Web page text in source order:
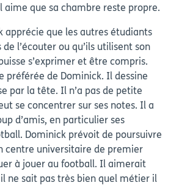
aime que sa chambre reste propre.
apprécie que les autres étudiants
l’écouter ou qu’ils utilisent son
s’exprimer et être compris.
préférée de Dominick. Il dessine
par la tête. Il n’a pas de petite
se concentrer sur ses notes. Il a
d’amis, en particulier ses
Dominick prévoit de poursuivre
centre universitaire de premier
à jouer au football. Il aimerait
ne sait pas très bien quel métier il